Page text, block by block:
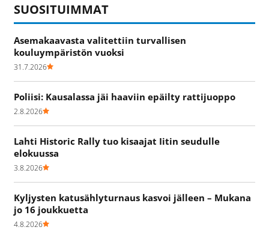
SUOSITUIMMAT
Asemakaavasta valitettiin turvallisen
kouluympäristön vuoksi
31.7.2026
Poliisi: Kausalassa jäi haaviin epäilty rattijuoppo
2.8.2026
Lahti Historic Rally tuo kisaajat Iitin seudulle
elokuussa
3.8.2026
Kyljysten katusählyturnaus kasvoi jälleen – Mukana
jo 16 joukkuetta
4.8.2026